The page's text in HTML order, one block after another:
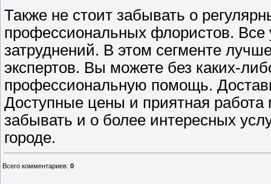
Также не стоит забывать о
профессиональных флористов. Все
затруднений. В этом сегменте
экспертов. Вы можете без каких-
профессиональную помощь.
Доступные цены и приятная работа
забывать и о более интересных
городе.
Всего комментариев: 0